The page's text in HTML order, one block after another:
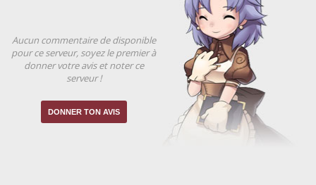
Aucun commentaire de disponible
pour ce serveur, soyez le premier à
donner votre avis et noter ce
serveur !
DONNER TON AVIS